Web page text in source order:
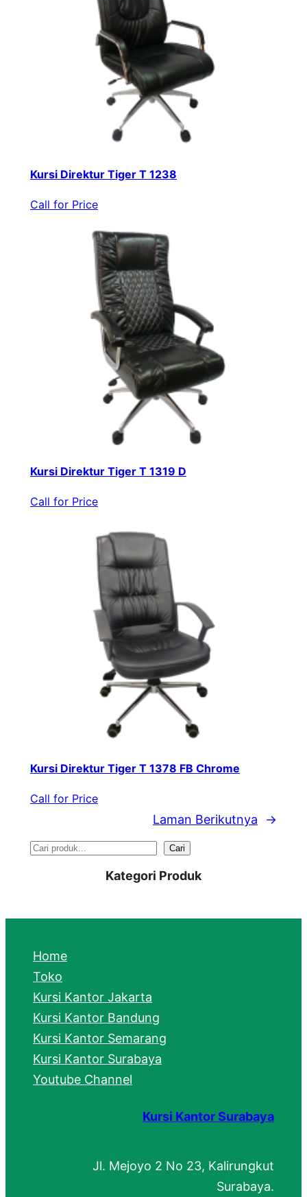
Kursi Direktur Tiger T 1238
Call for Price
Kursi Direktur Tiger T 1319 D
Call for Price
Kursi Direktur Tiger T 1378 FB Chrome
Call for Price
Laman Berikutnya →
S
r
h
Cari
Kategori Produk
Home
Toko
Kursi Kantor Jakarta
Kursi Kantor Bandung
Kursi Kantor Semarang
Kursi Kantor Surabaya
Youtube Channel
Kursi Kantor Surabaya
Jl. Mejoyo 2 No 23, Kalirungkut
Surabaya.